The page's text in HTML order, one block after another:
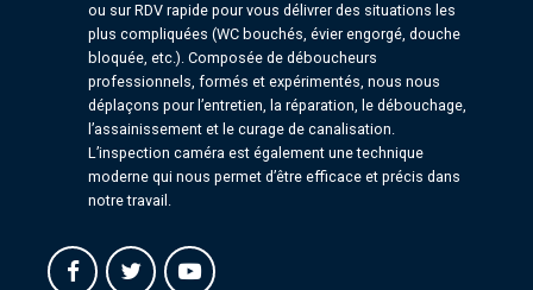
ou sur RDV rapide pour vous délivrer des situations les
plus compliquées (WC bouchés, évier engorgé, douche
bloquée, etc.). Composée de déboucheurs
professionnels, formés et expérimentés, nous nous
déplaçons pour l’entretien, la réparation, le débouchage,
l’assainissement et le curage de canalisation.
L’inspection caméra est également une technique
moderne qui nous permet d’être efficace et précis dans
notre travail.